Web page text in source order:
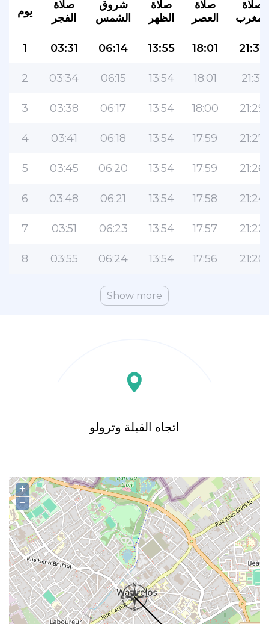
يوم
صلاة
الفجر
شروق
الشمس
صلاة
الظهر
صلاة
العصر
صلاة
المغرب
1 03:31 06:14 13:55 18:01 21:32
2 03:34 06:15 13:54 18:01 21:31
3 03:38 06:17 13:54 18:00 21:29
4 03:41 06:18 13:54 17:59 21:27
5 03:45 06:20 13:54 17:59 21:26
6 03:48 06:21 13:54 17:58 21:24
7 03:51 06:23 13:54 17:57 21:22
8 03:55 06:24 13:54 17:56 21:20
Show more
اتجاه القبلة وترولو
+
−